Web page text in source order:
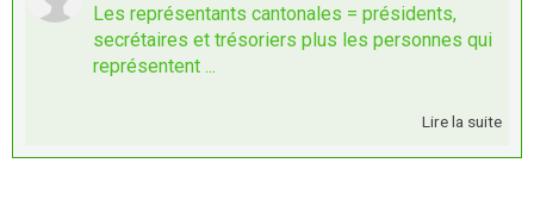
Les représentants cantonales = présidents,
secrétaires et trésoriers plus les personnes qui
représentent ...
Lire la suite